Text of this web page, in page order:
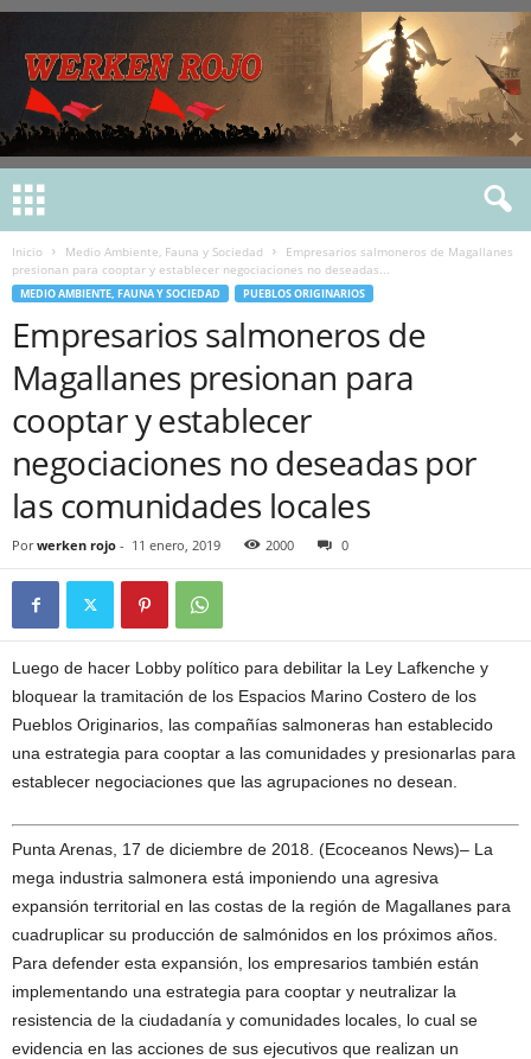
Inicio Medio Ambiente, Fauna y Sociedad
Empresarios salmoneros de Magallanes
presionan para cooptar y establecer negociaciones no deseadas...
MEDIO AMBIENTE, FAUNA Y SOCIEDAD PUEBLOS ORIGINARIOS
Empresarios salmoneros de
Magallanes presionan para
cooptar y establecer
negociaciones no deseadas por
las comunidades locales
Por werken rojo - 11 enero, 2019 2000 0
Luego de hacer Lobby político para debilitar la Ley Lafkenche y
bloquear la tramitación de los Espacios Marino Costero de los
Pueblos Originarios, las compañías salmoneras han establecido
una estrategia para cooptar a las comunidades y presionarlas para
establecer negociaciones que las agrupaciones no desean.
Punta Arenas, 17 de diciembre de 2018. (Ecoceanos News)– La
mega industria salmonera está imponiendo una agresiva
expansión territorial en las costas de la región de Magallanes para
cuadruplicar su producción de salmónidos en los próximos años.
Para defender esta expansión, los empresarios también están
implementando una estrategia para cooptar y neutralizar la
resistencia de la ciudadanía y comunidades locales, lo cual se
evidencia en las acciones de sus ejecutivos que realizan un